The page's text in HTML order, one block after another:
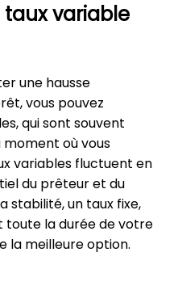
taux variable
une hausse
vous pouvez
qui sont souvent
moment où vous
variables fluctuent en
du prêteur et du
stabilité, un taux fixe,
toute la durée de votre
la meilleure option.